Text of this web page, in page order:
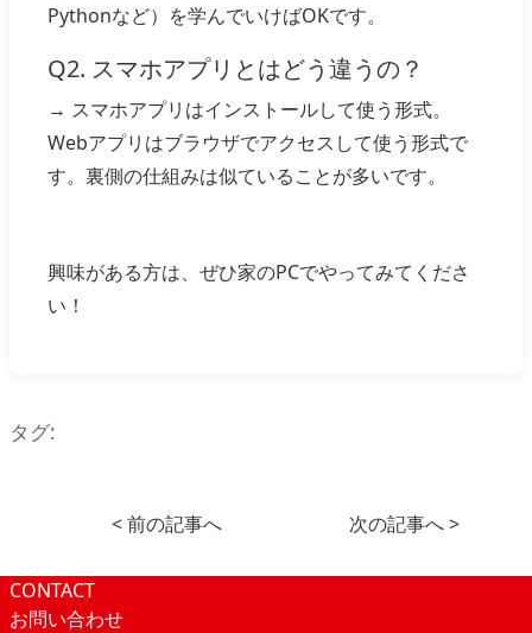
Pythonなど）を学んでいけばOKです。
Q2. スマホアプリとはどう違うの？
→ スマホアプリはインストールして使う形式。
Webアプリはブラウザでアクセスして使う形式で
す。裏側の仕組みは似ていることが多いです。
興味がある方は、ぜひ家のPCでやってみてくださ
い！
タグ:
< 前の記事へ 次の記事へ >
CONTACT
お問い合わせ